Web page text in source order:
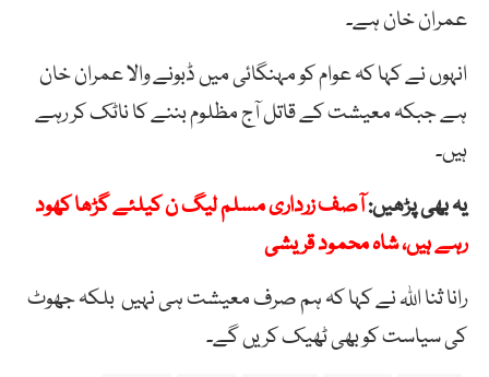
عمران خان ہے۔
انہوں نے کہا کہ عوام کو مہنگائی میں ڈبونے والا عمران خان
ہے جبکہ معیشت کے قاتل آج مظلوم بننے کا ناٹک کر رہے
ہیں۔
یہ بھی پڑھیں:آصف زرداری مسلم لیگ ن کیلئے گڑھا کھود
رہے ہیں، شاہ محمود قریشی
رانا ثنا اللہ نے کہا کہ ہم صرف معیشت ہی نہیں بلکہ جھوٹ
کی سیاست کو بھی ٹھیک کریں گے۔